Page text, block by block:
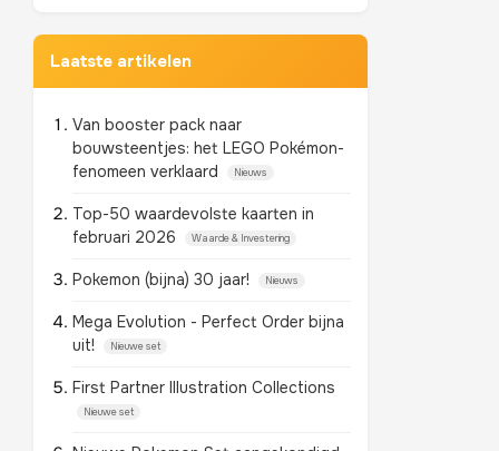
Laatste artikelen
Van booster pack naar
bouwsteentjes: het LEGO Pokémon-
fenomeen verklaard
Nieuws
Top-50 waardevolste kaarten in
februari 2026
Waarde & Investering
Pokemon (bijna) 30 jaar! Nieuws
Mega Evolution - Perfect Order bijna
uit!
Nieuwe set
First Partner Illustration Collections
Nieuwe set